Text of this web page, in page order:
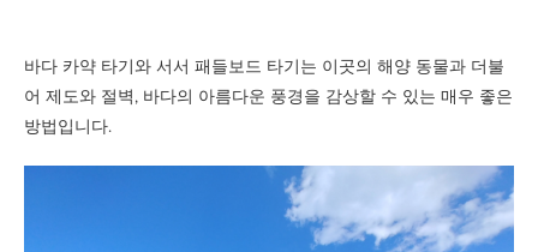
바다 카약 타기와 서서 패들보드 타기는 이곳의 해양 동물과 더불
어 제도와 절벽, 바다의 아름다운 풍경을 감상할 수 있는 매우 좋은
방법입니다.